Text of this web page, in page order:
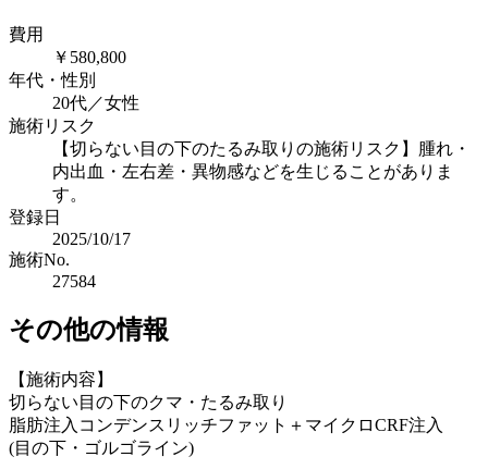
費用
￥580,800
年代・性別
20代／女性
施術リスク
【切らない目の下のたるみ取りの施術リスク】腫れ・
内出血・左右差・異物感などを生じることがありま
す。
登録日
2025/10/17
施術No.
27584
その他の情報
【施術内容】
切らない目の下のクマ・たるみ取り
脂肪注入コンデンスリッチファット＋マイクロCRF注入
(目の下・ゴルゴライン)